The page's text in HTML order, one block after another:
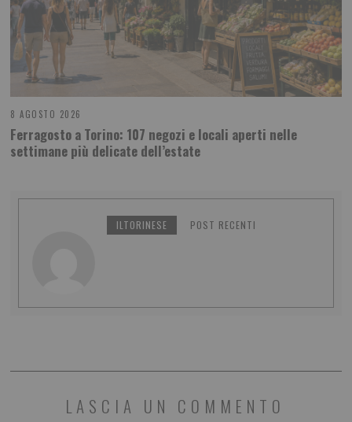
8 AGOSTO 2026
Ferragosto a Torino: 107 negozi e locali aperti nelle
settimane più delicate dell’estate
ILTORINESE POST RECENTI
LASCIA UN COMMENTO